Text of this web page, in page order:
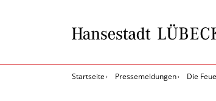
Startseite Pressemeldungen Die